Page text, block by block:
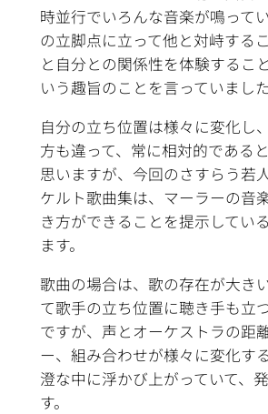
時並行でいろんな音楽が鳴って
の立脚点に立って他と対峙する
と自分との関係性を体験するこ
いう趣旨のことを言っていました
自分の立ち位置は様々に変化し
方も違って、常に相対的である
思いますが、今回のさすらう若
ケルト歌曲集は、マーラーの音
き方ができることを提示してい
ます。
歌曲の場合は、歌の存在が大き
て歌手の立ち位置に聴き手も立
ですが、声とオーケストラの距
ー、組み合わせが様々に変化す
澄な中に浮かび上がっていて、
す。